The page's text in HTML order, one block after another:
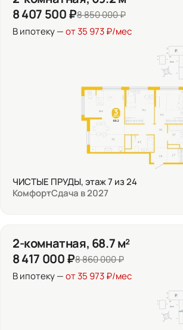
8 407 500 ₽8 850 000 ₽
В ипотеку —от 35 973 ₽/мес
ЧИСТЫЕ ПРУДЫ, этаж 7 из 24
КомфортСдача в 2027
2-комнатная, 68.7 м²
8 417 000 ₽8 860 000 ₽
В ипотеку —от 35 973 ₽/мес